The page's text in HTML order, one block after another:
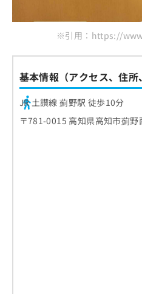
※引用：https://
基本情報（アクセス、住所
JR 土讃線 薊野駅 徒歩10分
〒781-0015 高知県高知市薊